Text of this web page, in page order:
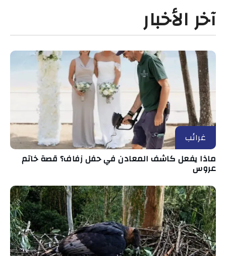
آخر الأخبار
غرائب
ماذا يفعل كاشف المعادن في حفل زفاف؟ قصة خاتم
عروس